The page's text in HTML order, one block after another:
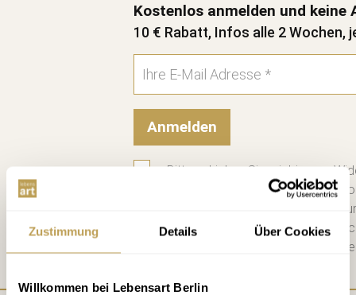
Zustimmung Details Über Cookies
Willkommen bei Lebensart Berlin
Kostenlos anmelden und keine
10 € Rabatt, Infos alle 2 Wochen,
Anmelden
Bitte schicken Sie mir bis zum
zweiwöchigen Newsletter mit
habe ich
diese. Jederzeit abbestellbar.
Mail einen 10 € Gutschein für die